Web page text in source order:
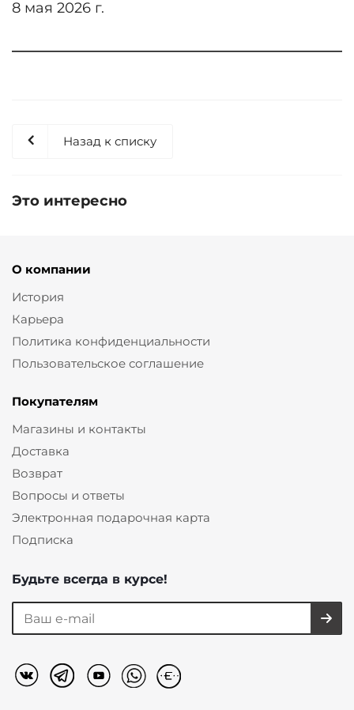
8 мая 2026 г.
Назад к списку
Это интересно
О компании
История
Карьера
Политика конфиденциальности
Пользовательское соглашение
Покупателям
Магазины и контакты
Доставка
Возврат
Вопросы и ответы
Электронная подарочная карта
Подписка
Будьте всегда в курсе!